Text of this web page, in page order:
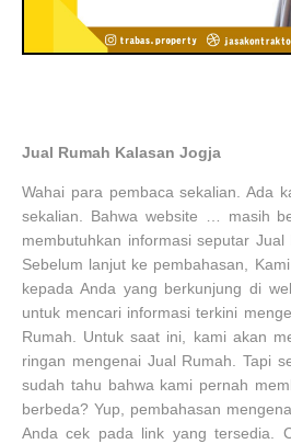
Jual Rumah Kalasan Jogja
Wahai para pembaca sekalian. Ada
sekalian. Bahwa website … masih
membutuhkan informasi seputar
Sebelum lanjut ke pembahasan,
kepada Anda yang berkunjung di
untuk mencari informasi terkini
Rumah. Untuk saat ini, kami akan
ringan mengenai Jual Rumah. Tapi
sudah tahu bahwa kami pernah
berbeda? Yup, pembahasan
Anda cek pada link yang tersedia.